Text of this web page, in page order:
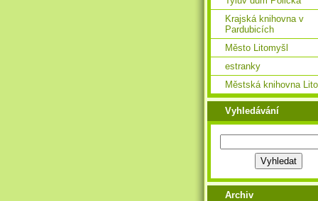
Krajská knihovna v
Pardubicích
Město Litomyšl
estranky
Městská knihovna
Vyhledávání
Archiv